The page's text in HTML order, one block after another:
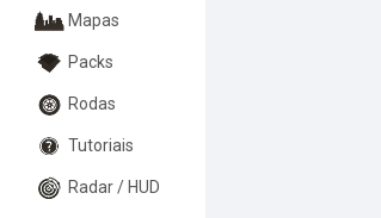
Mapas
Packs
Rodas
Tutoriais
Radar / HUD